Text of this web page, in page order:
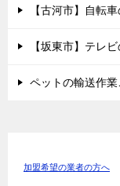
【古河市】自転
【坂東市】テレ
ペットの輸送作
加盟希望の業者の方へ